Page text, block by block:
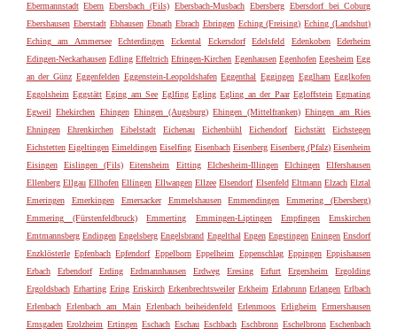
Ebermannstadt Ebern Ebersbach (Fils) Ebersbach-Musbach Ebersberg Ebersdorf bei Coburg
Ebershausen Eberstadt Ebhausen Ebnath Ebrach Ebringen Eching (Freising) Eching (Landshut)
Eching am Ammersee
Echterdingen Eckental Eckersdorf Edelsfeld Edenkoben
Ederheim
Edingen-Neckarhausen Edling Effeltrich Efringen-Kirchen Egenhausen Egenhofen Egesheim Egg
an der Günz Eggenfelden Eggenstein-Leopoldshafen Eggenthal Eggingen Egglham Egglkofen
Eggolsheim Eggstätt Eging am See Eglfing Egling Egling an der Paar Egloffstein Egmating
Egweil Ehekirchen Ehingen Ehingen (Augsburg) Ehingen (Mittelfranken) Ehingen am Ries
Ehningen
Ehrenkirchen Eibelstadt Eichenau Eichenbühl Eichendorf Eichstätt
Eichstegen
Eichstetten Eigeltingen Eimeldingen Eiselfing Eisenbach Eisenberg Eisenberg (Pfalz) Eisenheim
Eisingen
Eislingen (Fils) Eitensheim Eitting Elchesheim-Illingen Elchingen
Elfershausen
Ellenberg Ellgau Ellhofen Ellingen Ellwangen Ellzee Elsendorf Elsenfeld Eltmann Elzach Elztal
Emeringen
Emerkingen Emersacker Emmelshausen Emmendingen
Emmering (Ebersberg)
Emmering (Fürstenfeldbruck)
Emmerting Emmingen-Liptingen Empfingen
Emskirchen
Emtmannsberg Endingen Engelsberg Engelsbrand Engelthal Engen Engstingen Eningen Ensdorf
Enzklösterle Epfenbach Epfendorf Eppelborn Eppelheim Eppenschlag Eppingen Eppishausen
Erbach
Erbendorf Erding Erdmannhausen Erdweg Eresing Erfurt Ergersheim
Ergolding
Ergoldsbach Erharting Ering Eriskirch Erkenbrechtsweiler Erkheim Erlabrunn Erlangen Erlbach
Erlenbach Erlenbach am Main Erlenbach beiheidenfeld Erlenmoos Erligheim
Ermershausen
Ernsgaden Erolzheim Ertingen Eschach Eschau Eschbach Eschbronn Eschelbronn Eschenbach